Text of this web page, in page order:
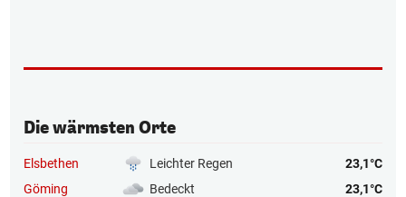
Die wärmsten Orte
Elsbethen Leichter Regen
23,1°C
Göming
Bedeckt
23,1°C